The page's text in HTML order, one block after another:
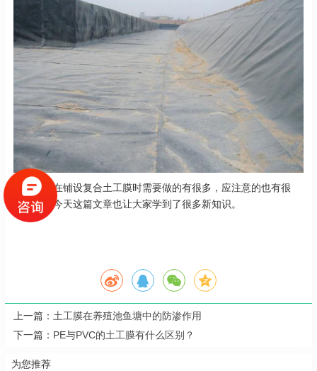
所以我们在铺设复合土工膜时需要做的有很多，应注意的也有很
多，相信今天这篇文章也让大家学到了很多新知识。
上一篇： 土工膜在养殖池鱼塘中的防渗作用
下一篇： PE与PVC的土工膜有什么区别？
为您推荐